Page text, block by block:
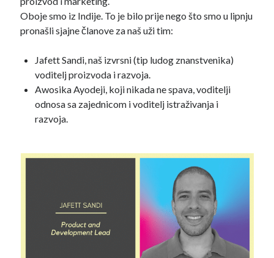
Oboje smo iz Indije. To je bilo prije nego što smo u lipnju
pronašli sjajne članove za naš uži tim:
Jafett Sandi, naš izvrsni (tip ludog znanstvenika)
voditelj proizvoda i razvoja.
Awosika Ayodeji, koji nikada ne spava, voditelji
odnosa sa zajednicom i voditelj istraživanja i
razvoja.